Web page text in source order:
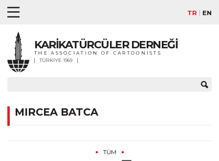
TR EN
KARİKATÜRCÜLER DERNEĞİ
THE ASSOCIATION OF CARTOONISTS
TÜRKİYE 1969
MIRCEA BATCA
TÜM